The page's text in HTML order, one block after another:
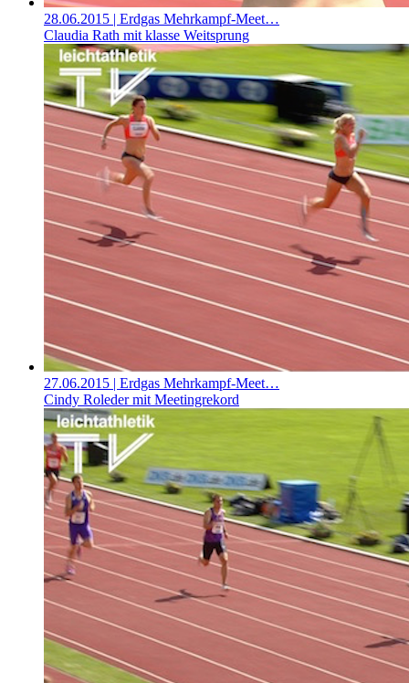
28.06.2015 | Erdgas Mehrkampf-Meet…
Claudia Rath mit klasse Weitsprung
27.06.2015 | Erdgas Mehrkampf-Meet…
Cindy Roleder mit Meetingrekord